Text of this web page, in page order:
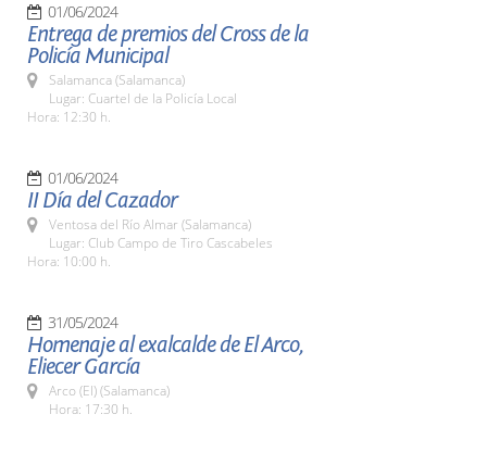
01/06/2024
Entrega de premios del Cross de la
Policía Municipal
Salamanca (Salamanca)
Lugar: Cuartel de la Policía Local
Hora: 12:30 h.
01/06/2024
II Día del Cazador
Ventosa del Río Almar (Salamanca)
Lugar: Club Campo de Tiro Cascabeles
Hora: 10:00 h.
31/05/2024
Homenaje al exalcalde de El Arco,
Eliecer García
Arco (El) (Salamanca)
Hora: 17:30 h.